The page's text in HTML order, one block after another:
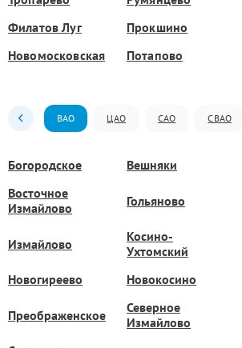
Филатов Луг
Прокшино
Новомосковская
Потапово
ВАО ЦАО САО СВАО
Богородское Вешняки
Восточное
Измайлово
Гольяново
Измайлово
Косино-
Ухтомский
Новогиреево Новокосино
Преображенское
Северное
Измайлово